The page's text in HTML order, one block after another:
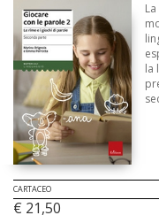
la
CARTACEO
€ 21,50